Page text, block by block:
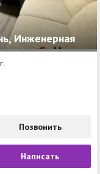
Инженерная
Позвонить
Написать